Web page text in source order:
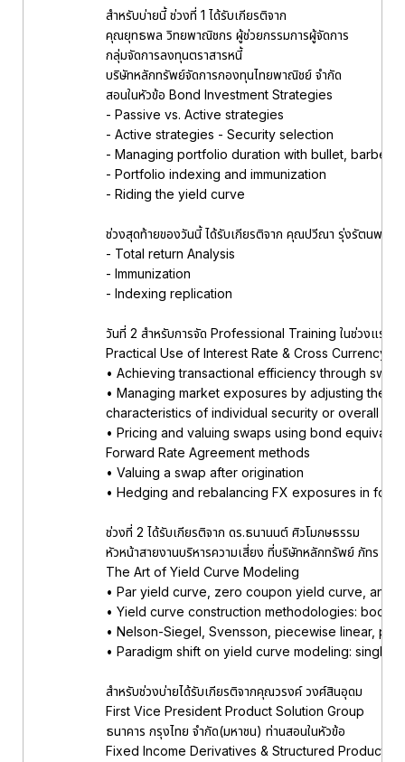
สำหรับบ่ายนี้ ช่วงที่ 1 ได้รับเกียรติจาก
คุณยุทธพล วิทยพาณิชกร ผู้ช่วยกรรมการผู้จัดการ
กลุ่มจัดการลงทุนตราสารหนี้
บริษัทหลักทรัพย์จัดการกองทุนไทยพาณิชย์ จำกัด
สอนในหัวข้อ Bond Investment Strategies
- Passive vs. Active strategies
- Active strategies - Security selection
- Managing portfolio duration with bullet, barbell,
- Portfolio indexing and immunization
- Riding the yield curve
ช่วงสุดท้ายของวันนี้ ได้รับเกียรติจาก คุณปวีณา รุ่งรัตนพงษ์
- Total return Analysis
- Immunization
- Indexing replication
วันที่ 2 สำหรับการจัด Professional Training ในช่วงแรก
Practical Use of Interest Rate & Cross Currency
• Achieving transactional efficiency through
• Managing market exposures by adjusting the
characteristics of individual security or overall
• Pricing and valuing swaps using bond
Forward Rate Agreement methods
• Valuing a swap after origination
• Hedging and rebalancing FX exposures in
ช่วงที่ 2 ได้รับเกียรติจาก ดร.ธนานนต์ ศิวโมกษธรรม
หัวหน้าสายงานบริหารความเสี่ยง ที่บริษัทหลักทรัพย์ ภัทร จำ
The Art of Yield Curve Modeling
• Par yield curve, zero coupon yield curve, and
• Yield curve construction methodologies:
• Nelson-Siegel, Svensson, piecewise linear,
• Paradigm shift on yield curve modeling: single
สำหรับช่วงบ่ายได้รับเกียรติจากคุณวรงค์ วงศ์สินอุดม
First Vice President Product Solution Group
ธนาคาร กรุงไทย จำกัด(มหาชน) ท่านสอนในหัวข้อ
Fixed Income Derivatives & Structured Products